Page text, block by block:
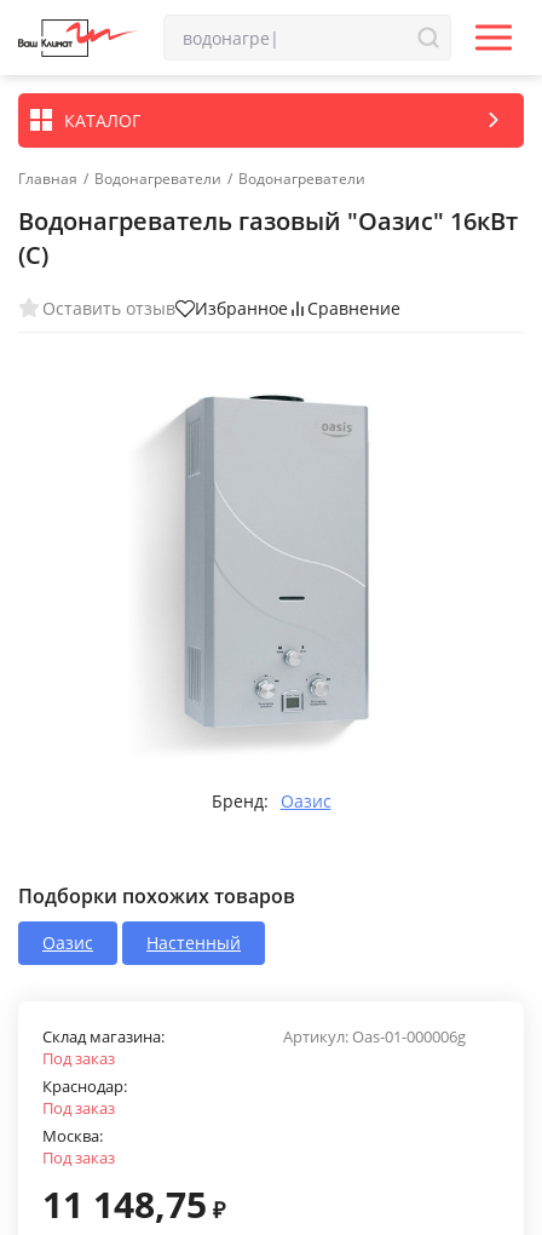
КАТАЛОГ
Главная / Водонагреватели / Водонагреватели
Водонагреватель газовый "Оазис" 16кВт
(С)
Оставить отзыв Избранное Сравнение
Бренд: Оазис
Подборки похожих товаров
Оазис Настенный
Артикул:Oas-01-000006g
Склад магазина:
Под заказ
Краснодар:
Под заказ
Москва:
Под заказ
11 148,75 ₽